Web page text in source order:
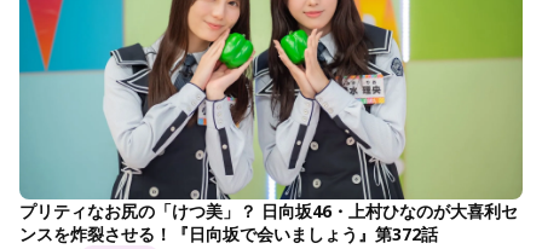
プリティなお尻の「けつ美」？ 日向坂46・上村ひなのが大喜利セ
ンスを炸裂させる！『日向坂で会いましょう』第372話